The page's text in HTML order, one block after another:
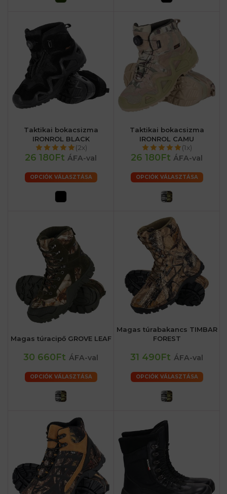
Taktikai bokacsizma
IRONROL BLACK
(2x)
26 180Ft ÁFA-val
OPCIÓK VÁLASZTÁSA
Taktikai bokacsizma
IRONROL CAMU
(1x)
26 180Ft ÁFA-val
OPCIÓK VÁLASZTÁSA
Magas túracipő GROVE LEAF
30 660Ft ÁFA-val
OPCIÓK VÁLASZTÁSA
Magas túrabakancs TIMBAR
FOREST
31 490Ft ÁFA-val
OPCIÓK VÁLASZTÁSA